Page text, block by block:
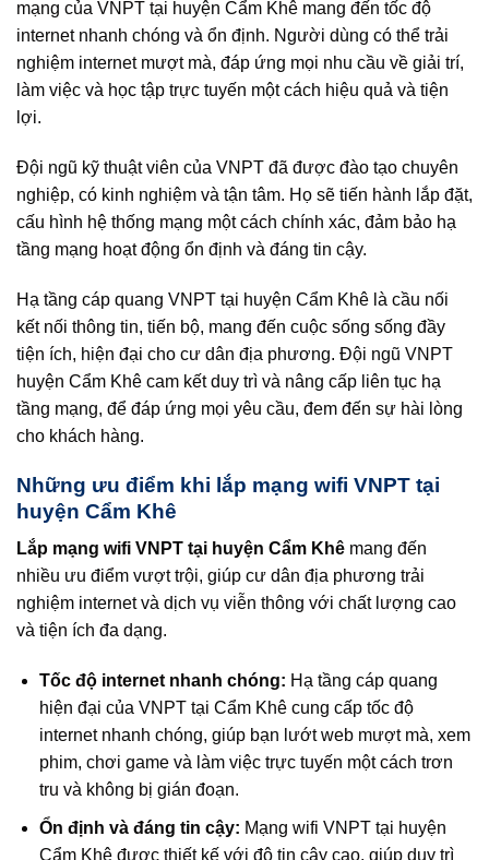
mạng của VNPT tại huyện Cẩm Khê mang đến tốc độ
internet nhanh chóng và ổn định. Người dùng có thể trải
nghiệm internet mượt mà, đáp ứng mọi nhu cầu về giải trí,
làm việc và học tập trực tuyến một cách hiệu quả và tiện
lợi.
Đội ngũ kỹ thuật viên của VNPT đã được đào tạo chuyên
nghiệp, có kinh nghiệm và tận tâm. Họ sẽ tiến hành lắp đặt,
cấu hình hệ thống mạng một cách chính xác, đảm bảo hạ
tầng mạng hoạt động ổn định và đáng tin cậy.
Hạ tầng cáp quang VNPT tại huyện Cẩm Khê là cầu nối
kết nối thông tin, tiến bộ, mang đến cuộc sống sống đầy
tiện ích, hiện đại cho cư dân địa phương. Đội ngũ VNPT
huyện Cẩm Khê cam kết duy trì và nâng cấp liên tục hạ
tầng mạng, để đáp ứng mọi yêu cầu, đem đến sự hài lòng
cho khách hàng.
Những ưu điểm khi lắp mạng wifi VNPT tại
huyện Cẩm Khê
Lắp mạng wifi VNPT tại huyện Cẩm Khê mang đến
nhiều ưu điểm vượt trội, giúp cư dân địa phương trải
nghiệm internet và dịch vụ viễn thông với chất lượng cao
và tiện ích đa dạng.
Tốc độ internet nhanh chóng: Hạ tầng cáp quang
hiện đại của VNPT tại Cẩm Khê cung cấp tốc độ
internet nhanh chóng, giúp bạn lướt web mượt mà, xem
phim, chơi game và làm việc trực tuyến một cách trơn
tru và không bị gián đoạn.
Ổn định và đáng tin cậy: Mạng wifi VNPT tại huyện
Cẩm Khê được thiết kế với độ tin cậy cao, giúp duy trì